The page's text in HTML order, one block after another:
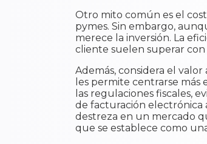
Otro mito común es el
pymes. Sin embargo,
merece la inversión. La
cliente suelen superar con
Además, considera el
les permite centrarse
las regulaciones fiscales,
de facturación electrónica
destreza en un mercado
que se establece como